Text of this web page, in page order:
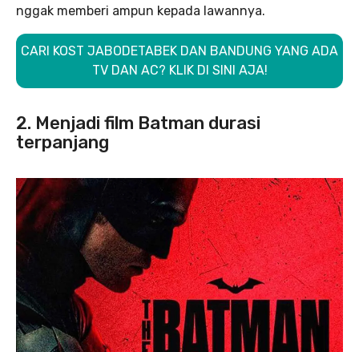
nggak memberi ampun kepada lawannya.
CARI KOST JABODETABEK DAN BANDUNG YANG ADA
TV DAN AC? KLIK DI SINI AJA!
2. Menjadi film Batman durasi
terpanjang